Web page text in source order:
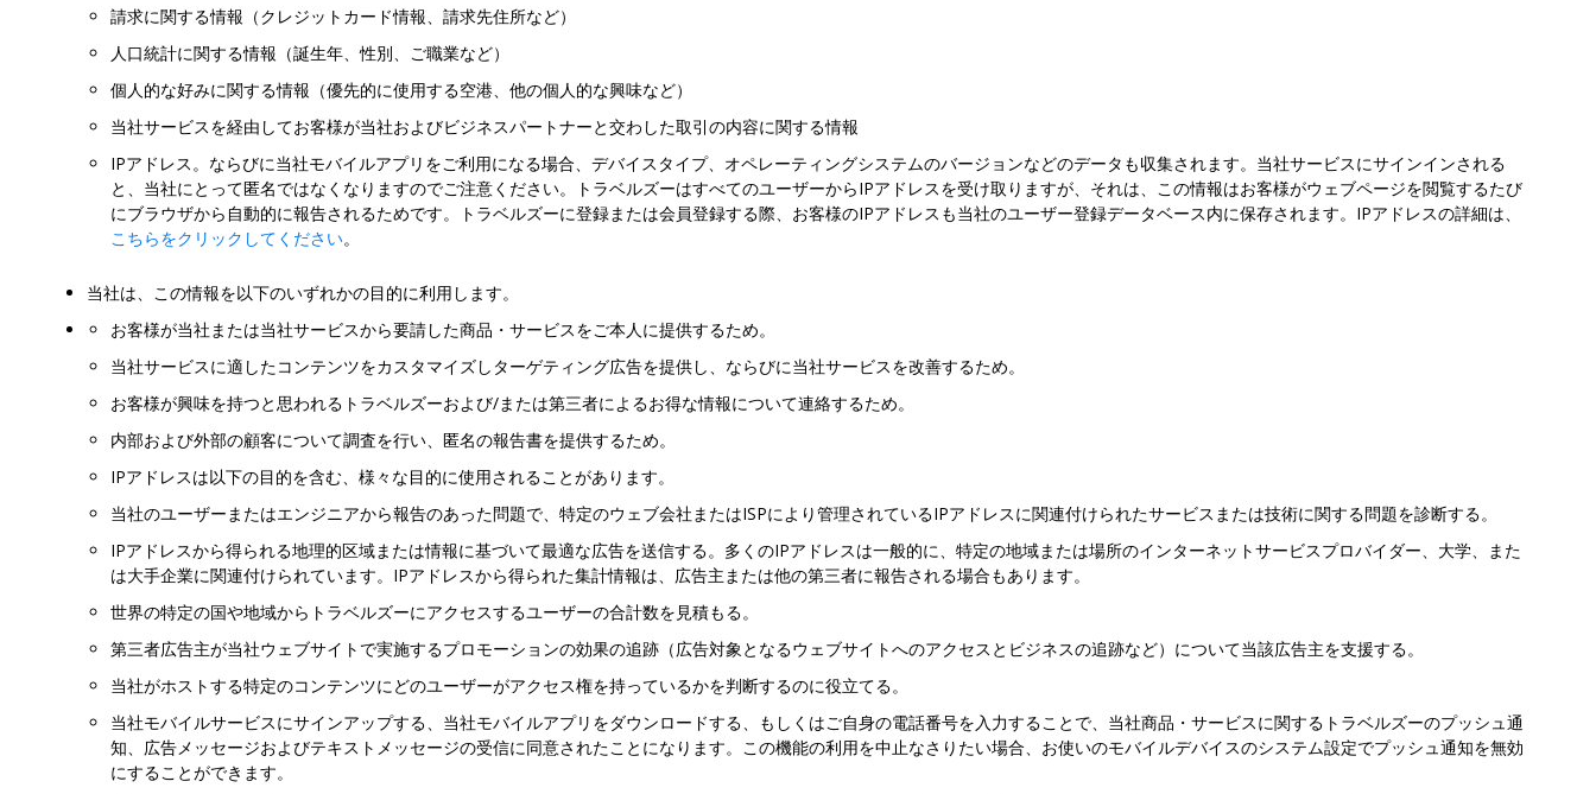
請求に関する情報（クレジットカード情報、請求先住所など）
人口統計に関する情報（誕生年、性別、ご職業など）
個人的な好みに関する情報（優先的に使用する空港、他の個人的な興味など）
当社サービスを経由してお客様が当社およびビジネスパートナーと交わした取引の内容に関する情報
IPアドレス。ならびに当社モバイルアプリをご利用になる場合、デバイスタイプ、オペレーティングシステムのバージョンなどのデータも収集されます。当社サービスにサインインされる
と、当社にとって匿名ではなくなりますのでご注意ください。トラベルズーはすべてのユーザーからIPアドレスを受け取りますが、それは、この情報はお客様がウェブページを閲覧するたび
にブラウザから自動的に報告されるためです。トラベルズーに登録または会員登録する際、お客様のIPアドレスも当社のユーザー登録データベース内に保存されます。IPアドレスの詳細は、
こちらをクリックしてください。
当社は、この情報を以下のいずれかの目的に利用します。
お客様が当社または当社サービスから要請した商品・サービスをご本人に提供するため。
当社サービスに適したコンテンツをカスタマイズしターゲティング広告を提供し、ならびに当社サービスを改善するため。
お客様が興味を持つと思われるトラベルズーおよび/または第三者によるお得な情報について連絡するため。
内部および外部の顧客について調査を行い、匿名の報告書を提供するため。
IPアドレスは以下の目的を含む、様々な目的に使用されることがあります。
当社のユーザーまたはエンジニアから報告のあった問題で、特定のウェブ会社またはISPにより管理されているIPアドレスに関連付けられたサービスまたは技術に関する問題を診断する。
IPアドレスから得られる地理的区域または情報に基づいて最適な広告を送信する。多くのIPアドレスは一般的に、特定の地域または場所のインターネットサービスプロバイダー、大学、また
は大手企業に関連付けられています。IPアドレスから得られた集計情報は、広告主または他の第三者に報告される場合もあります。
世界の特定の国や地域からトラベルズーにアクセスするユーザーの合計数を見積もる。
第三者広告主が当社ウェブサイトで実施するプロモーションの効果の追跡（広告対象となるウェブサイトへのアクセスとビジネスの追跡など）について当該広告主を支援する。
当社がホストする特定のコンテンツにどのユーザーがアクセス権を持っているかを判断するのに役立てる。
当社モバイルサービスにサインアップする、当社モバイルアプリをダウンロードする、もしくはご自身の電話番号を入力することで、当社商品・サービスに関するトラベルズーのプッシュ通
知、広告メッセージおよびテキストメッセージの受信に同意されたことになります。この機能の利用を中止なさりたい場合、お使いのモバイルデバイスのシステム設定でプッシュ通知を無効
にすることができます。